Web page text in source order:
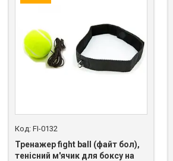
FI-0132
Тренажер fight ball (файт бол),
тенісний м'ячик для боксу на